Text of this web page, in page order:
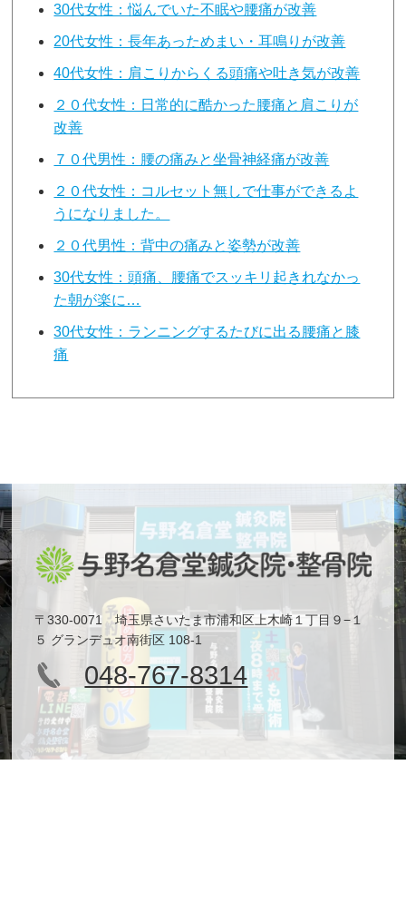
30代女性：悩んでいた不眠や腰痛が改善
20代女性：長年あっためまい・耳鳴りが改善
40代女性：肩こりからくる頭痛や吐き気が改善
２０代女性：日常的に酷かった腰痛と肩こりが
改善
７０代男性：腰の痛みと坐骨神経痛が改善
２０代女性：コルセット無しで仕事ができるよ
うになりました。
２０代男性：背中の痛みと姿勢が改善
30代女性：頭痛、腰痛でスッキリ起きれなかっ
た朝が楽に…
30代女性：ランニングするたびに出る腰痛と膝
痛
〒330-0071 埼玉県さいたま市浦和区上木崎１丁目９−１
５ グランデュオ南街区 108-1
048-767-8314